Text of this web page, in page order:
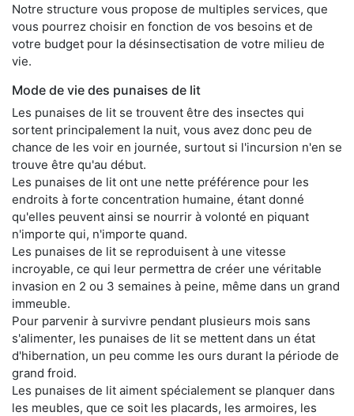
Notre structure vous propose de multiples services, que
vous pourrez choisir en fonction de vos besoins et de
votre budget pour la désinsectisation de votre milieu de
vie.
Mode de vie des punaises de lit
Les punaises de lit se trouvent être des insectes qui
sortent principalement la nuit, vous avez donc peu de
chance de les voir en journée, surtout si l'incursion n'en se
trouve être qu'au début.
Les punaises de lit ont une nette préférence pour les
endroits à forte concentration humaine, étant donné
qu'elles peuvent ainsi se nourrir à volonté en piquant
n'importe qui, n'importe quand.
Les punaises de lit se reproduisent à une vitesse
incroyable, ce qui leur permettra de créer une véritable
invasion en 2 ou 3 semaines à peine, même dans un grand
immeuble.
Pour parvenir à survivre pendant plusieurs mois sans
s'alimenter, les punaises de lit se mettent dans un état
d'hibernation, un peu comme les ours durant la période de
grand froid.
Les punaises de lit aiment spécialement se planquer dans
les meubles, que ce soit les placards, les armoires, les